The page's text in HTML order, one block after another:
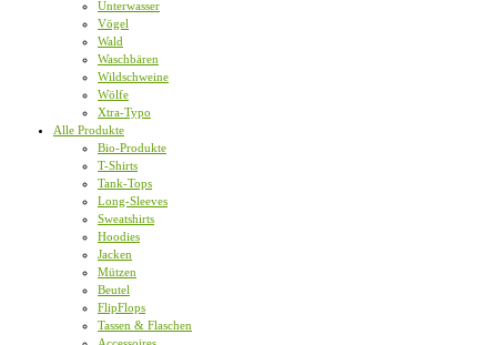
Unterwasser
Vögel
Wald
Waschbären
Wildschweine
Wölfe
Xtra-Typo
Alle Produkte
Bio-Produkte
T-Shirts
Tank-Tops
Long-Sleeves
Sweatshirts
Hoodies
Jacken
Mützen
Beutel
FlipFlops
Tassen & Flaschen